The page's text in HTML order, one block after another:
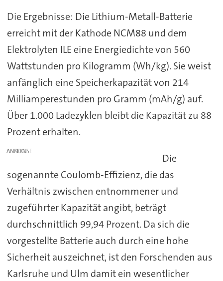
Die Ergebnisse: Die Lithium-Metall-Batterie
erreicht mit der Kathode NCM88 und dem
Elektrolyten ILE eine Energiedichte von 560
Wattstunden pro Kilogramm (Wh/kg). Sie weist
anfänglich eine Speicherkapazität von 214
Milliamperestunden pro Gramm (mAh/g) auf.
Über 1.000 Ladezyklen bleibt die Kapazität zu 88
Prozent erhalten.
ANZEIGE
Die
sogenannte Coulomb-Effizienz, die das
Verhältnis zwischen entnommener und
zugeführter Kapazität angibt, beträgt
durchschnittlich 99,94 Prozent. Da sich die
vorgestellte Batterie auch durch eine hohe
Sicherheit auszeichnet, ist den Forschenden aus
Karlsruhe und Ulm damit ein wesentlicher